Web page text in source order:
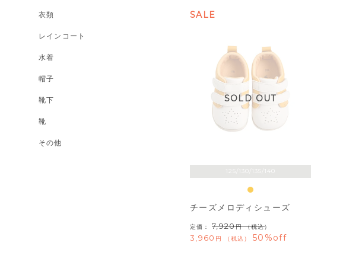
衣類
レインコート
水着
帽子
靴下
靴
その他
125/130/135/140
SOLD OUT
SALE
チーズメロディシューズ
定価： 7,920 （税込）
3,960 税込 50%off